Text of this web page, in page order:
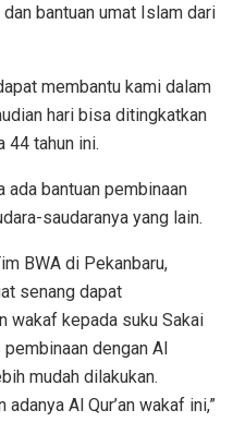
bantuan umat Islam dari
membantu kami dalam
hari bisa ditingkatkan
44 tahun ini.
ada bantuan pembinaan
saudaranya yang lain.
BWA di Pekanbaru,
senang dapat
wakaf kepada suku Sakai
dengan Al
mudah dilakukan.
Al Qur’an wakaf ini,”